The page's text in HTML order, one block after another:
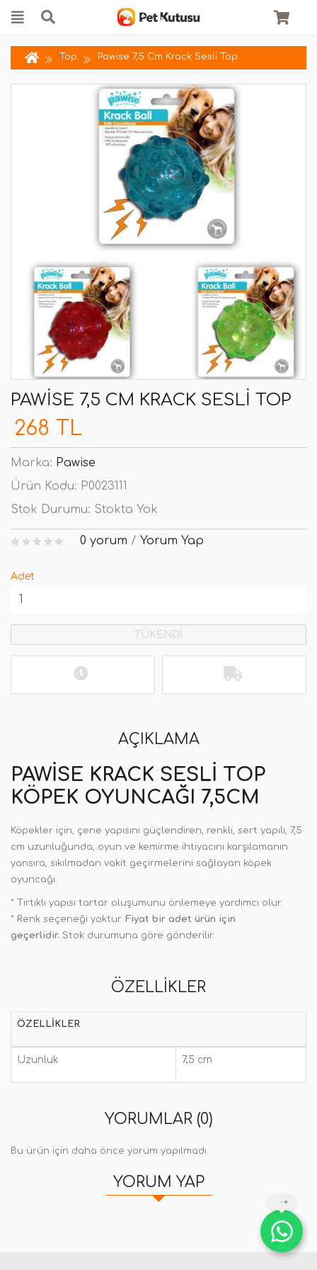
Top Pawise 7,5 Cm Krack Sesli Top
PAWISE 7,5 CM KRACK SESLI TOP
268 TL
Marka: Pawise
Ürün Kodu: P0023111
Stok Durumu: Stokta Yok
0 yorum / Yorum Yap
Adet
TÜKENDİ
AÇIKLAMA
PAWISE KRACK SESLI TOP
KÖPEK OYUNCAĞI 7,5CM
Köpekler için, çene yapısını güçlendiren, renkli, sert yapılı, 7,5
cm uzunluğunda, oyun ve kemirme ihtiyacını karşılamanın
yansıra, sıkılmadan vakit geçirmelerini sağlayan köpek
oyuncağı.
* Tırtıklı yapısı tartar oluşumunu önlemeye yardımcı olur.
* Renk seçeneği yoktur. Fiyat bir adet ürün için
geçerlidir. Stok durumuna göre gönderilir.
ÖZELLIKLER
ÖZELLIKLER
Uzunluk 7,5 cm
YORUMLAR (0)
Bu ürün için daha önce yorum yapılmadı.
YORUM YAP